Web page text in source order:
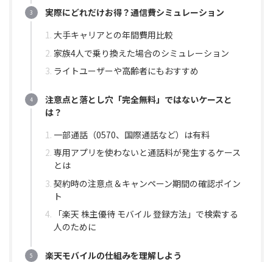
実際にどれだけお得？通信費シミュレーション
大手キャリアとの年間費用比較
家族4人で乗り換えた場合のシミュレーション
ライトユーザーや高齢者にもおすすめ
注意点と落とし穴「完全無料」ではないケースと
は？
一部通話（0570、国際通話など）は有料
専用アプリを使わないと通話料が発生するケース
とは
契約時の注意点＆キャンペーン期間の確認ポイン
ト
「楽天 株主優待 モバイル 登録方法」で検索する
人のために
楽天モバイルの仕組みを理解しよう